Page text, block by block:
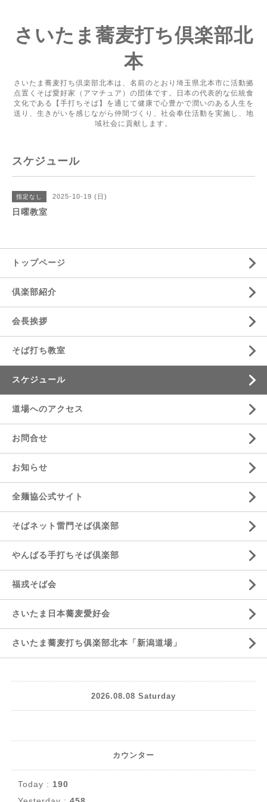
さいたま蕎麦打ち倶楽部北
本
さいたま蕎麦打ち倶楽部北本は、名前のとおり埼玉県北本市に活動拠
点置くそば愛好家（アマチュア）の団体です。日本の代表的な伝統食
文化である【手打ちそば】を通じて健康で心豊かで潤いのある人生を
送り、生きがいを感じながら仲間づくり、社会奉仕活動を実施し、地
域社会に貢献します。
スケジュール
指定なし 2025-10-19 (日)
日曜教室
トップページ
倶楽部紹介
会長挨拶
そば打ち教室
スケジュール
道場へのアクセス
お問合せ
お知らせ
全麺協公式サイト
そばネット雷門そば倶楽部
やんばる手打ちそば倶楽部
福戎そば会
さいたま日本蕎麦愛好会
さいたま蕎麦打ち俱楽部北本「新潟道場」
2026.08.08 Saturday
カウンター
Today : 190